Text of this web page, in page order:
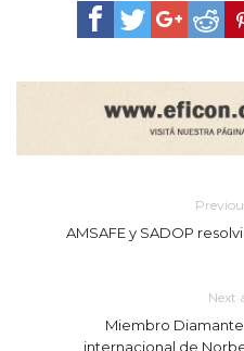
AMSAFE y SADOP
Next
Miembro
internacional de